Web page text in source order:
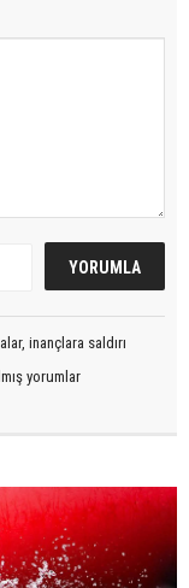
inançlara saldırı
yorumlar